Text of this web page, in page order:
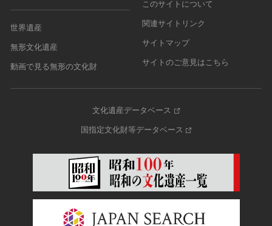
世界遺産
無形文化遺産
動画で見る無形の文化財
このサイトについて
関連サイトリンク
サイトマップ
サイトのご意見はこちら
文化遺産データベース
国指定文化財等データベース